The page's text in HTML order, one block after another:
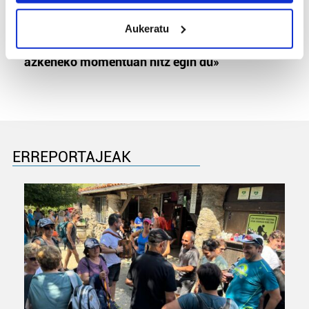
meters
Identify your device by actively scanning it for
specific characteristics (fingerprinting)
Find out more about how your personal data is processed
teknologia erabiliz, cookieak adibidez, iragarki eta eduki
pertsonalizatuak eskaintzeko, iragarkiak eta edukia
neurtzeko, jendeari buruzko informazioa biltzeko eta
produktuak garatzeko. Zure datuak nork eta zertarako
erabiltzen dituen hauta dezakezu.
Bazkide batzuek ez dizute baimenik eskatzen, eta beren
interes komertzial legitimoetan babesten dira. Ikusi gure
bazkideen zerrenda, beren ustez zein helburutarako
duten interes legitimoa eta horren aurka nola egin
Aukeratu
MEMORIA HISTORIKOA
«Gai tabua izan da etxe gehienetan, jendeak
azkeneko momentuan hitz egin du»
ERREPORTAJEAK